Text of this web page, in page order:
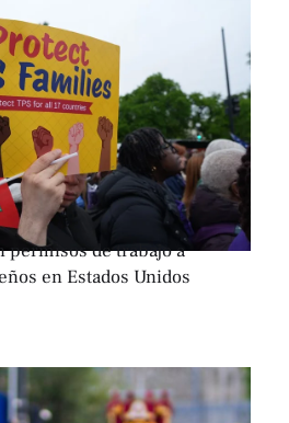
permisos de trabajo a
en Estados Unidos